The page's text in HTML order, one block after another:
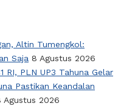
Altin Tumengkol:
Saja 8 Agustus 2026
RI, PLN UP3 Tahuna Gelar
Pastikan Keandalan
Agustus 2026